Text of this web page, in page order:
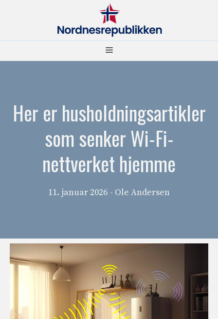
Meny
Her er husholdningsartikler
som senker Wi-Fi-
nettverket hjemme
11. januar 2026 - Ole Andersen